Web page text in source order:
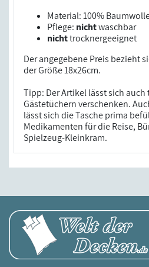
Material: 100%
Pflege: nichtwaschbar
nichttrocknergeeignet
Der angegebene Preis bezieht
der Größe 18x26cm.
Tipp: Der Artikel lässt sich
Gästetüchern verschenken.
lässt sich die Tasche prima
Medikamenten für die Reise,
Spielzeug-Kleinkram.